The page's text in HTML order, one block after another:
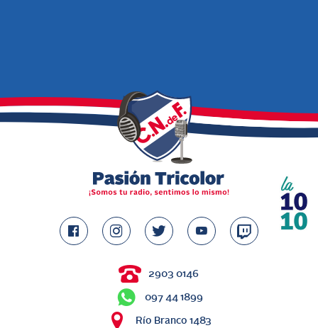
2903 0146
097 44 1899
Río Branco 1483